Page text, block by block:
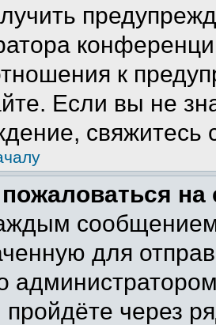
к
Если вы не
сообщением
для
пройдёте через